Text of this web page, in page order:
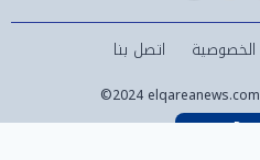
اتصل بنا
©2024